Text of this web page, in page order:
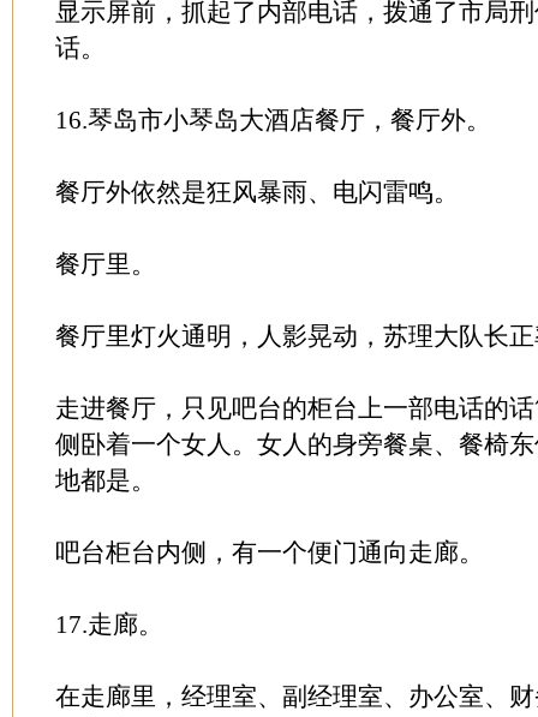
显示屏前，抓起了内部电话，拨通了市局
话。
16.琴岛市小琴岛大酒店餐厅，餐厅外。
餐厅外依然是狂风暴雨、电闪雷鸣。
餐厅里。
餐厅里灯火通明，人影晃动，苏理大队长
走进餐厅，只见吧台的柜台上一部电话的
侧卧着一个女人。女人的身旁餐桌、餐椅
地都是。
吧台柜台内侧，有一个便门通向走廊。
17.走廊。
在走廊里，经理室、副经理室、办公室、